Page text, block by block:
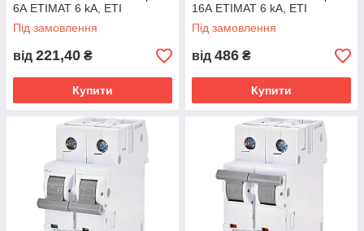
6А ETIMAT 6 kA, ETI
Під замовлення
від 221,40 ₴
Купити
16А ETIMAT 6 kA, ETI
Під замовлення
від 486 ₴
Купити